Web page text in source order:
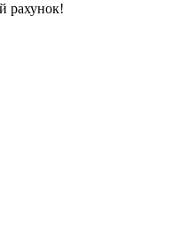
рахунок!